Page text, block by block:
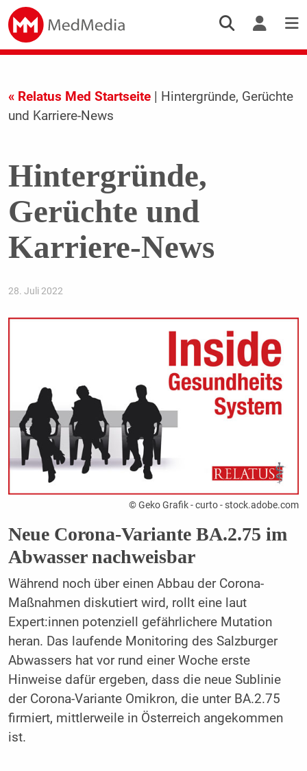
« Relatus Med Startseite| Hintergründe, Gerüchte
und Karriere-News
Hintergründe,
Gerüchte und
Karriere-News
28. Juli 2022
© Geko Grafik - curto - stock.adobe.com
Neue Corona-Variante BA.2.75 im
Abwasser nachweisbar
Während noch über einen Abbau der Corona-
Maßnahmen diskutiert wird, rollt eine laut
Expert:innen potenziell gefährlichere Mutation
heran. Das laufende Monitoring des Salzburger
Abwassers hat vor rund einer Woche erste
Hinweise dafür ergeben, dass die neue Sublinie
der Corona-Variante Omikron, die unter BA.2.75
firmiert, mittlerweile in Österreich angekommen
ist.